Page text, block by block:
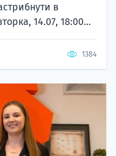
в
14.07, 18:00...
1384